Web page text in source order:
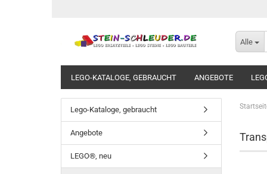
Alle
LEGO-KATALOGE, GEBRAUCHT ANGEBOTE
Lego-Kataloge, gebraucht
Angebote
LEGO®, neu